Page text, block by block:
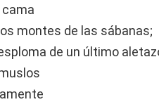
cama
montes de las sábanas;
de un último